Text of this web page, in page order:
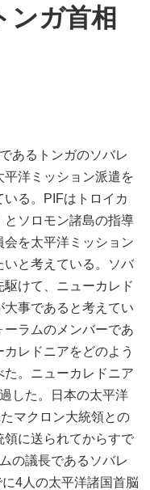
ンガ首相
あるトンガのソバレ
洋ミッション派遣を
る。PIFはトロイカ
とソロモン諸島の指導
を太平洋ミッション
いと考えている。ソバ
けて、ニューカレド
事であると考えてい
ラムのメンバーであ
レドニアをどのよう
。ニューカレドニア
した。日本の太平洋
マクロン大統領との
に送られてからすで
の議長であるソバレ
4人の太平洋諸国首脳